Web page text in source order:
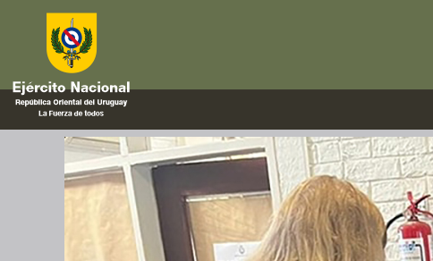
Departamentales
Custodia de urnas en apoyo a